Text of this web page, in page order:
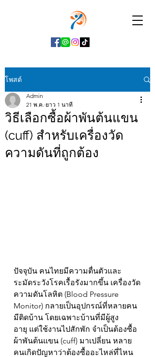
โพสต์
วิธีเลือกซื้อผ้าพันต้นแขน
(cuff) สำหรับเครื่องวัด
ความดันที่ถูกต้อง
Admin
21 พ.ค. ยาว 1 นาที
ปัจจุบัน คนไทยมีความตื่นตัวและ
ระมัดระวังโรคเรื้อรังมากขึ้น เครื่องวัด
ความดันโลหิต (Blood Pressure
Monitor) กลายเป็นอุปกรณ์ที่หลายคน
มีติดบ้าน โดยเฉพาะบ้านที่มีผู้สูง
อายุ แต่ใช้งานไปสักพัก จำเป็นต้องซื้อ
ผ้าพันต้นแขน (cuff) มาเปลี่ยน หลาย
คนเกิดปัญหาว่าต้องซื้ออะไหล่ที่ไหน